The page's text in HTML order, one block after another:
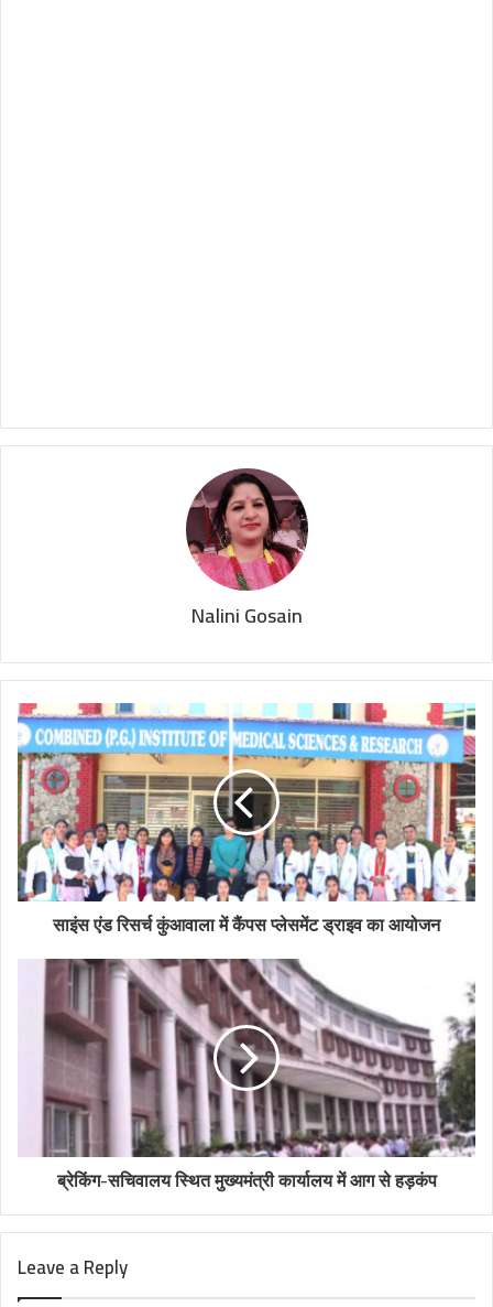
Nalini Gosain
साइंस एंड रिसर्च कुंआवाला में कैंपस प्लेसमेंट ड्राइव का आयोजन
ब्रेकिंग-सचिवालय स्थित मुख्यमंत्री कार्यालय में आग से हड़कंप
Leave a Reply